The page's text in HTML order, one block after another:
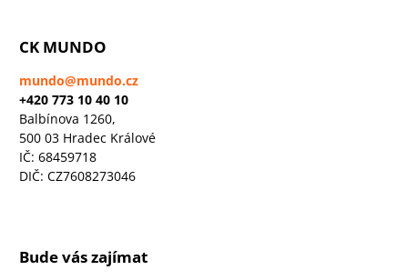
CK MUNDO
mundo@mundo.cz
+420 773 10 40 10
Balbínova 1260,
500 03 Hradec Králové
IČ: 68459718
DIČ: CZ7608273046
Bude vás zajímat